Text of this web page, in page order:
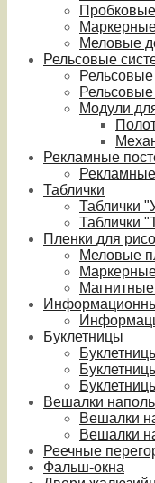
Пробковые
Меловые
Рельсовые
Модули
Рекламные
Таблички
Таблички
Таблички
Пленки для
Меловые
Буклетницы
Вешалки
Вешалки
Вешалки
Реечные
Фальш-окна